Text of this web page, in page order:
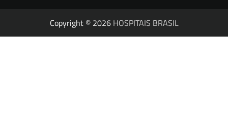
Copyright © 2026 HOSPITAIS BRASIL